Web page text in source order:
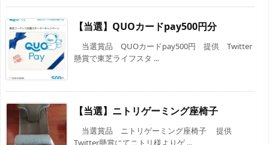
【当選】QUOカードpay500円分
当選賞品 QUOカードpay500円 提供 Twitter
懸賞で東芝ライフスタ ...
【当選】ニトリゲーミング座椅子
当選賞品 ニトリゲーミング座椅子 提供
Twitter懸賞にてニトリ様よりゲ ...